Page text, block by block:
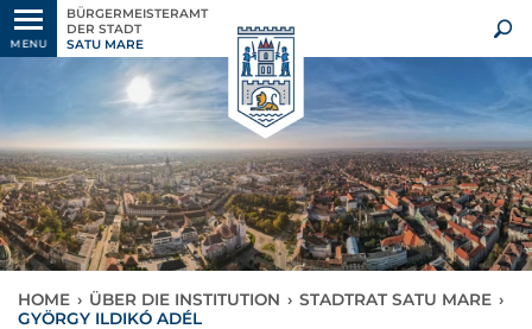
MENU
BÜRGERMEISTERAMT
DER STADT
SATU MARE
HOME › ÜBER DIE INSTITUTION › STADTRAT SATU MARE ›
GYÖRGY ILDIKÓ ADÉL